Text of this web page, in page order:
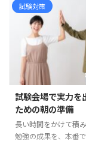
いませんか。 「あと
安心できるのに」「
ークミスしていない
「去年のボーダーな
しれない」 希望と不
押し寄せ、心が落ち
を過ごしている方も
で本当にお疲れさまで
うことです。 ボーダ
るということは、あ
力を積み重ねてきた
試験対策
試験会場で実力を
ための朝の準備
長い時間をかけて積
勉強の成果を、本番